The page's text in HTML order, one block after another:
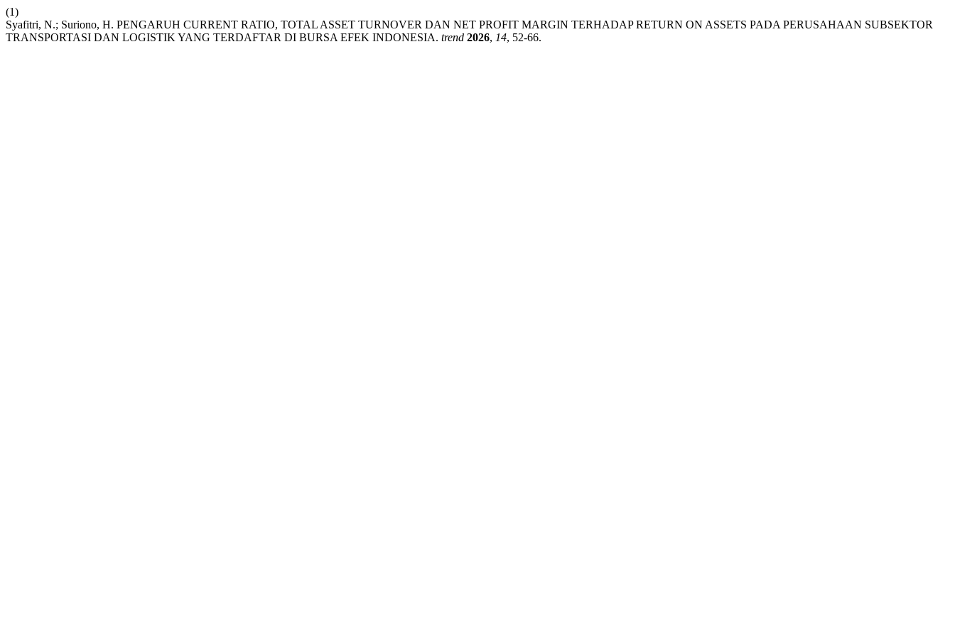
(1)
Syafitri, N.; Suriono, H. PENGARUH CURRENT RATIO, TOTAL ASSET TURNOVER DAN NET PROFIT MARGIN TERHADAP RETURN ON ASSETS PADA PERUSAHAAN SUBSEKTOR
TRANSPORTASI DAN LOGISTIK YANG TERDAFTAR DI BURSA EFEK INDONESIA. trend 2026, 14, 52-66.